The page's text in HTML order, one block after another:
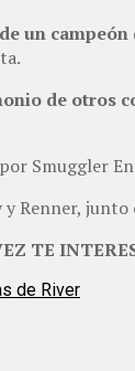
un
de otros
Smuggler
Renner,
TE
de River